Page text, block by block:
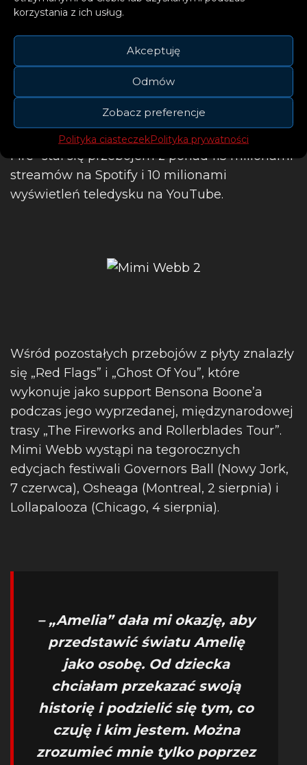
korzystania z ich usług.
Akceptuję
Odmów
Zobacz preferencje
Polityka ciasteczekPolityka prywatności
Mimi Webb odbyła wyprzedaną trasę
koncertową po Australii, zanim rozpoczęła
kampanię promującą swój debiutancki album
studyjny „Amelia”, który ukazał się w kwietniu
2023 roku. Album osiągnął 4. miejsce na
brytyjskiej liście albumów, a singiel „House On
Fire” stał się przebojem z ponad 115 milionami
streamów na Spotify i 10 milionami
wyświetleń teledysku na YouTube.
Wśród pozostałych przebojów z płyty znalazły
się „Red Flags” i „Ghost Of You”, które
wykonuje jako support Bensona Boone’a
podczas jego wyprzedanej, międzynarodowej
trasy „The Fireworks and Rollerblades Tour”.
Mimi Webb wystąpi na tegorocznych
edycjach festiwali Governors Ball (Nowy Jork,
7 czerwca), Osheaga (Montreal, 2 sierpnia) i
Lollapalooza (Chicago, 4 sierpnia).
– „Amelia” dała mi okazję, aby
przedstawić światu Amelię
jako osobę. Od dziecka
chciałam przekazać swoją
historię i podzielić się tym, co
czuję i kim jestem. Można
zrozumieć mnie tylko poprzez